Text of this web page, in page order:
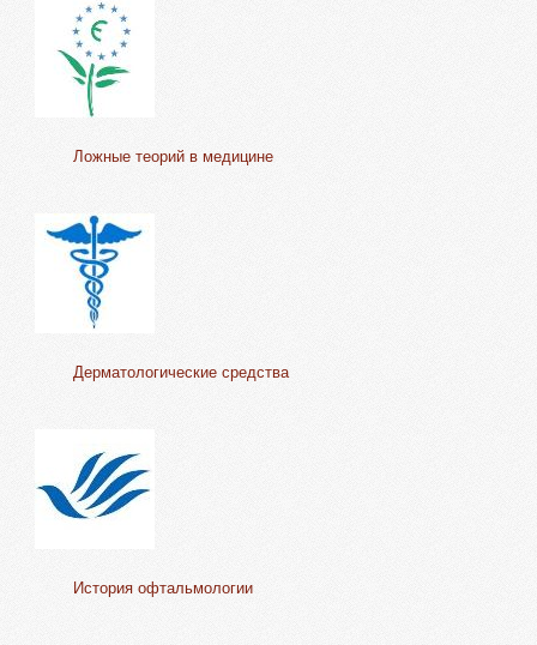
Ложные теорий в медицине
Дерматологические средства
История офтальмологии